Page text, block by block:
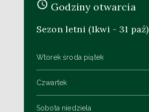
Godziny otwarcia
Sezon letni (1kwi - 31 paź)
Wtorek środa piątek
Czwartek
Sobota niedziela